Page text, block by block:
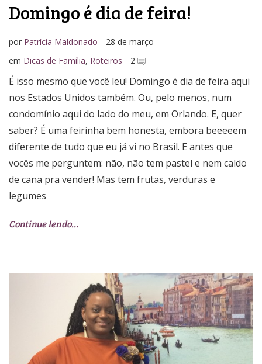
Domingo é dia de feira!
por Patrícia Maldonado
28 de março
em Dicas de Família, Roteiros 2
É isso mesmo que você leu! Domingo é dia de feira aqui
nos Estados Unidos também. Ou, pelo menos, num
condomínio aqui do lado do meu, em Orlando. E, quer
saber? É uma feirinha bem honesta, embora beeeeem
diferente de tudo que eu já vi no Brasil. E antes que
vocês me perguntem: não, não tem pastel e nem caldo
de cana pra vender! Mas tem frutas, verduras e
legumes
Continue lendo…